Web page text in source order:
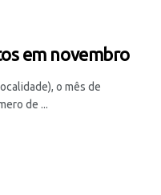
em novembro
o mês de
de ...